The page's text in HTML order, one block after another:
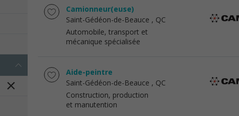
Camionneur(euse)
Saint-Gédéon-de-Beauce , QC
Automobile, transport et
mécanique spécialisée
Aide-peintre
Saint-Gédéon-de-Beauce , QC
Construction, production
et manutention